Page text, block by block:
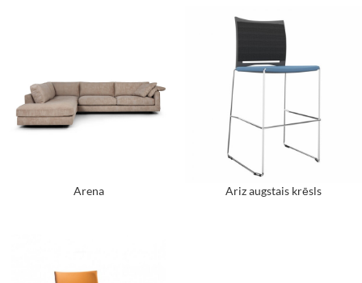
Arena Ariz augstais krēsls